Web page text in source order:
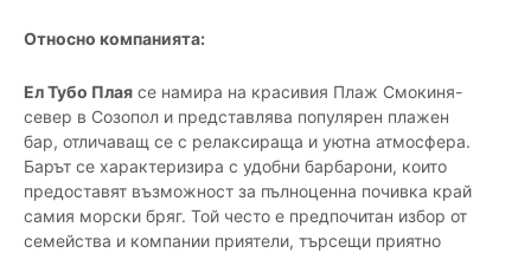
Относно компанията:
Ел Тубо Плая се намира на красивия Плаж Смокиня-
север в Созопол и представлява популярен плажен
бар, отличаващ се с релаксираща и уютна атмосфера.
Барът се характеризира с удобни барбарони, които
предоставят възможност за пълноценна почивка край
самия морски бряг. Той често е предпочитан избор от
семейства и компании приятели, търсещи приятно